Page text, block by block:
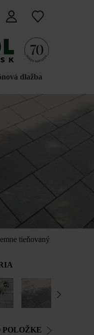
dlažba
tieňovaný
POLOŽKE